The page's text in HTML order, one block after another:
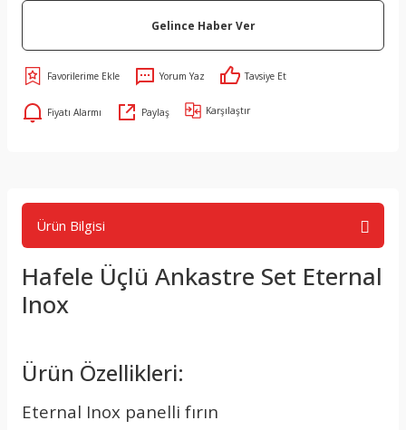
Gelince Haber Ver
Yorum Yaz Tavsiye Et
Fiyatı Alarmı Paylaş Karşılaştır
Ürün Bilgisi
Hafele Üçlü Ankastre Set Eternal
Inox
Ürün Özellikleri:
Eternal Inox panelli fırın